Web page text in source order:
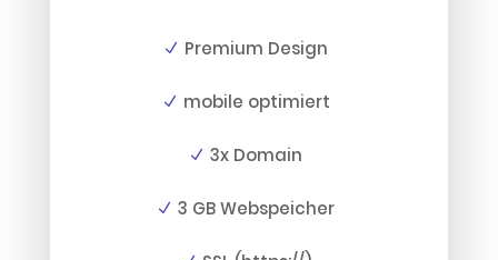
Premium Design
mobile optimiert
3x Domain
3 GB Webspeicher